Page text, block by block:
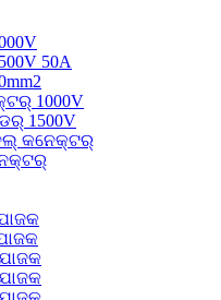
50A
1000V
1500V
କନେକ୍ଟର୍